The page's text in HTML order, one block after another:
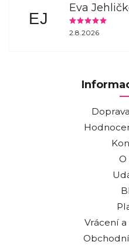
EJ
Eva
2.8.2026
O
Vrácení